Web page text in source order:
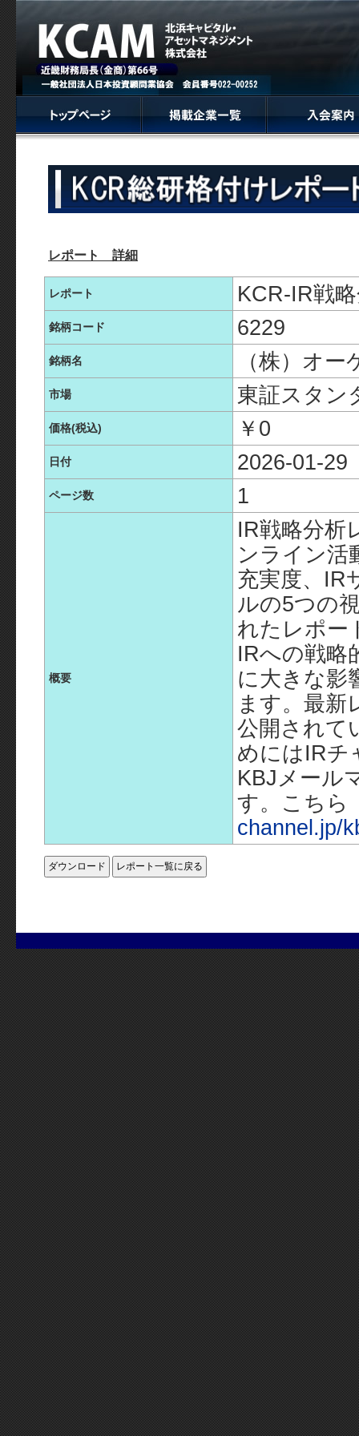
レポート 詳細
レポート KCR-IR戦
銘柄コード 6229
銘柄名 （株）オー
市場 東証スタン
価格(税込) ￥0
日付 2026-01-29
ページ数 1
概要
IR戦略分析
ンライン活
充実度、IR
ルの5つの
れたレポー
IRへの戦略
に大きな影
ます。最新
公開されて
めにはIRチ
KBJメール
す。こちら
channel.jp/